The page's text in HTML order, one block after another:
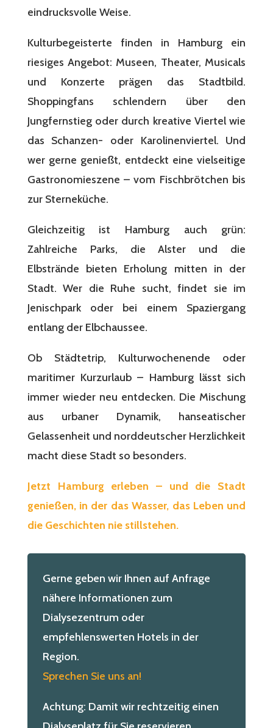
eindrucksvolle Weise.
Kulturbegeisterte finden in Hamburg ein
riesiges Angebot: Museen, Theater, Musicals
und Konzerte prägen das Stadtbild.
Shoppingfans schlendern über den
Jungfernstieg oder durch kreative Viertel wie
das Schanzen- oder Karolinenviertel. Und
wer gerne genießt, entdeckt eine vielseitige
Gastronomieszene – vom Fischbrötchen bis
zur Sterneküche.
Gleichzeitig ist Hamburg auch grün:
Zahlreiche Parks, die Alster und die
Elbstrände bieten Erholung mitten in der
Stadt. Wer die Ruhe sucht, findet sie im
Jenischpark oder bei einem Spaziergang
entlang der Elbchaussee.
Ob Städtetrip, Kulturwochenende oder
maritimer Kurzurlaub – Hamburg lässt sich
immer wieder neu entdecken. Die Mischung
aus urbaner Dynamik, hanseatischer
Gelassenheit und norddeutscher Herzlichkeit
macht diese Stadt so besonders.
Jetzt Hamburg erleben – und die Stadt
genießen, in der das Wasser, das Leben und
die Geschichten nie stillstehen.
Gerne geben wir Ihnen auf Anfrage
nähere Informationen zum
Dialysezentrum oder
empfehlenswerten Hotels in der
Region.
Sprechen Sie uns an!
Achtung: Damit wir rechtzeitig einen